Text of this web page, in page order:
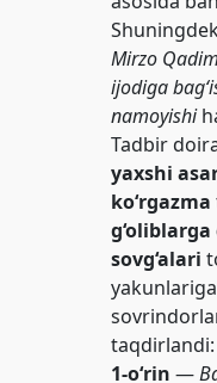
Mirzo
ijodiga
namoyishi
Tadbir
yaxshi
ko‘rgazma
sovg‘alari
yakunlariga
taqdirlandi:
1-o‘rin —